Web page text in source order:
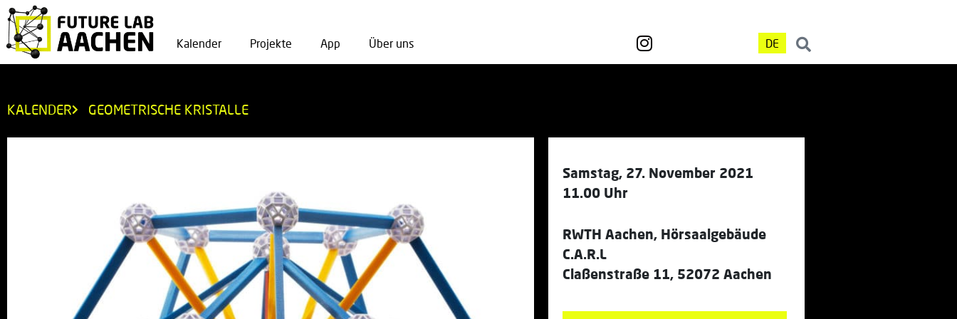
Kalender Projekte App Über uns DE
KALENDER GEOMETRISCHE KRISTALLE
Samstag, 27. November 2021
11.00 Uhr
RWTH Aachen, Hörsaalgebäude
C.A.R.L
Claßenstraße 11, 52072 Aachen